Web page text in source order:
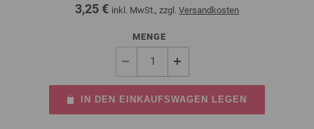
3,25 € inkl. MwSt., zzgl. Versandkosten
MENGE
IN DEN EINKAUFSWAGEN LEGEN